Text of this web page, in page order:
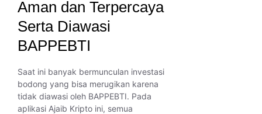
Aman dan Terpercaya
Serta Diawasi
BAPPEBTI
Saat ini banyak bermunculan investasi
bodong yang bisa merugikan karena
tidak diawasi oleh BAPPEBTI. Pada
aplikasi Ajaib Kripto ini, semua